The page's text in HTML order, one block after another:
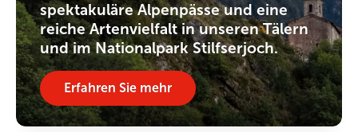
spektakuläre Alpenpässe und eine
reiche Artenvielfalt in unseren Tälern
und im Nationalpark Stilfserjoch.
Erfahren Sie mehr